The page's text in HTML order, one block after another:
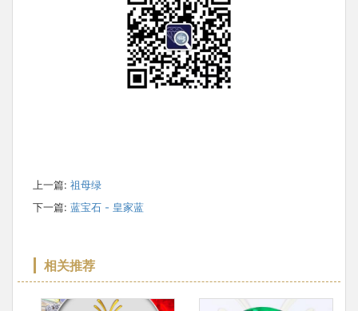
上一篇: 祖母绿
下一篇: 蓝宝石 - 皇家蓝
相关推荐